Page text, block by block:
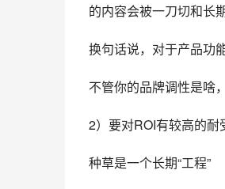
的内容会被一刀切和长
换句话说，对于产品功
不管你的品牌调性是啥
2）要对ROI有较高的耐
种草是一个长期“工程”